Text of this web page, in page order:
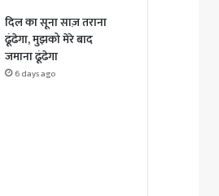
दिल का सूना साज़ तराना
ढूंढेगा, मुझको मेरे बाद
जमाना ढूंढेगा
6 days ago